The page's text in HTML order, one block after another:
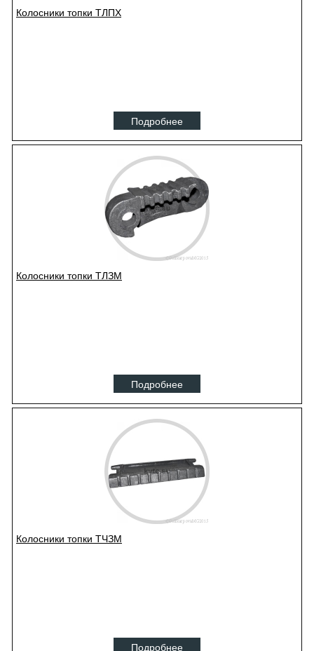
Колосники топки ТЛПХ
Подробнее
Колосники топки ТЛЗМ
Подробнее
Колосники топки ТЧЗМ
Подробнее